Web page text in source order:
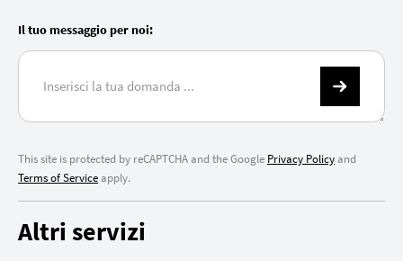
Il tuo messaggio per noi:
This site is protected by reCAPTCHA and the Google Privacy Policyand
Terms of Serviceapply.
Altri servizi